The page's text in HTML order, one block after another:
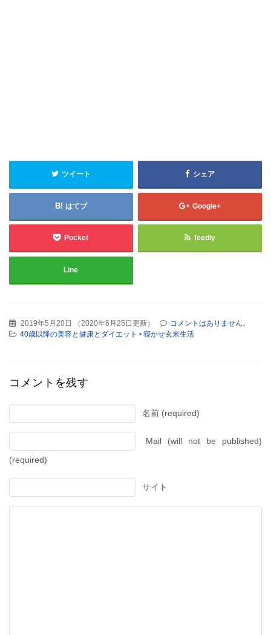
ツイート シェア
はてブ Google+
Pocket feedly
Line
2019年5月20日 （2020年6月25日更新）
コメントはありません。
40歳以降の美容と健康とダイエット • 寝かせ玄米生活
コメントを残す
名前 (required)
Mail (will not be published)
(required)
サイト